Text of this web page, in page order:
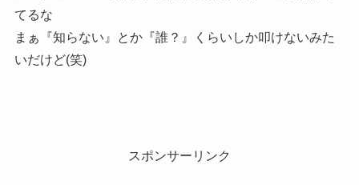
てるな
まぁ『知らない』とか『誰？』くらいしか叩けないみた
いだけど(笑)
スポンサーリンク